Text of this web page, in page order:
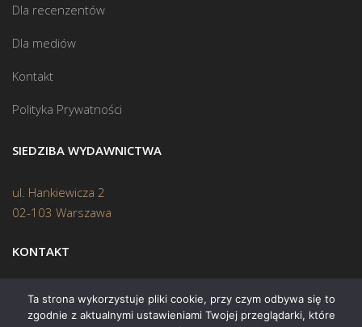
Dla recenzentów
Dla mediów
Kontakt
Polityka Prywatności
SIEDZIBA WYDAWNICTWA
ul. Hankiewicza 2
02-103 Warszawa
KONTAKT
Biuro:(22) 45 70 402
Mail:biuro@swiatksiazki.pl
Ta strona wykorzystuje pliki cookie, przy czym odbywa się to
zgodnie z aktualnymi ustawieniami Twojej przeglądarki, które